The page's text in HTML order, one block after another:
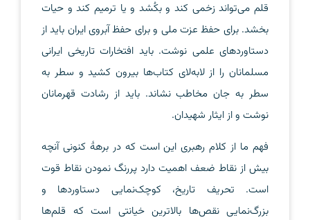
قلم می‌تواند زخمی کند و بکُشد و یا ترمیم کند و حیات
بخشد. برای حفظ عزت ملی و برای حفظ آبروی ایران باید از
دستاوردهای علمی نوشت. باید افتخارات تاریخی ایرانی
مسلمانان را از لابه‌لای کتاب‌ها بیرون کشید و سطر به
سطر به جان مخاطب نشاند. باید از رشادت قهرمانان
نوشت و از ایثار شهیدان.
فهم ما از کلام رهبری این است که در برههٔ کنونی آنچه
بیش از نقاط ضعف اهمیت دارد پررنگ نمودن نقاط قوت
است. تحریف تاریخ، کوچک‌نمایی دستاوردها و
بزرگ‌نمایی نقص‌ها بالاترین خیانتی است که قلم‌ها